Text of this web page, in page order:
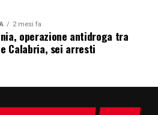
2 mesi fa
operazione antidroga tra
Calabria, sei arresti